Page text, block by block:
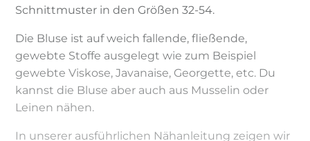
Schnittmuster in den Größen 32-54.
Die Bluse ist auf weich fallende, fließende,
gewebte Stoffe ausgelegt wie zum Beispiel
gewebte Viskose, Javanaise, Georgette, etc. Du
kannst die Bluse aber auch aus Musselin oder
Leinen nähen.
In unserer ausführlichen Nähanleitung zeigen wir